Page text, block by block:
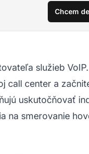
Chcem
služieb
call center a
uskutočňovať
na smerovanie